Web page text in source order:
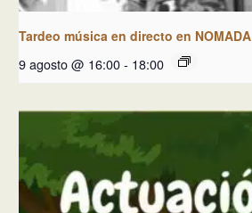
Tardeo música en directo en NOMADA
9 agosto @ 16:00- 18:00